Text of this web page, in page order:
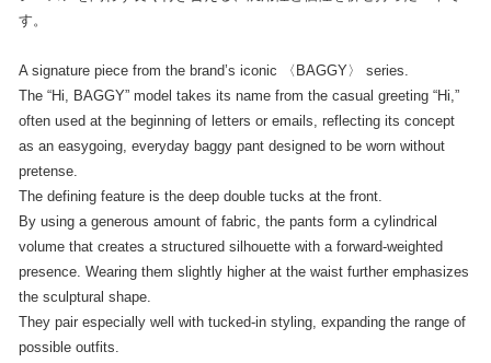
す。
A signature piece from the brand’s iconic 〈BAGGY〉 series.
The “Hi, BAGGY” model takes its name from the casual greeting “Hi,”
often used at the beginning of letters or emails, reflecting its concept
as an easygoing, everyday baggy pant designed to be worn without
pretense.
The defining feature is the deep double tucks at the front.
By using a generous amount of fabric, the pants form a cylindrical
volume that creates a structured silhouette with a forward-weighted
presence. Wearing them slightly higher at the waist further emphasizes
the sculptural shape.
They pair especially well with tucked-in styling, expanding the range of
possible outfits.